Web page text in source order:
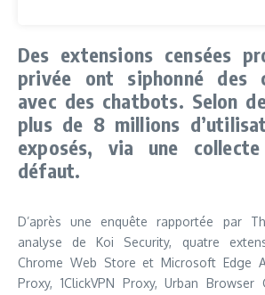
Des extensions censées
privée ont siphonné des
avec des chatbots. Selon
plus de 8 millions
exposés, via une
défaut.
D’après une enquête rapportée par
analyse de Koi Security, quatre
Chrome Web Store et Microsoft Edge
Proxy, 1ClickVPN Proxy, Urban